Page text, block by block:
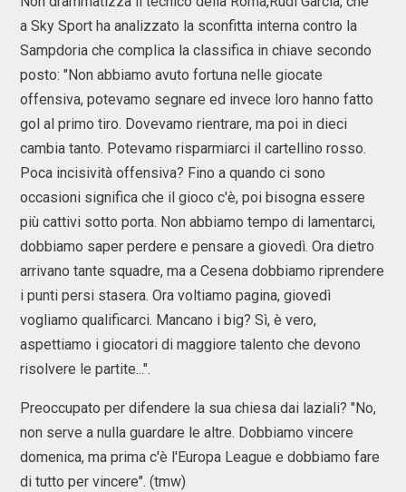
a Sky Sport ha analizzato la sconfitta interna contro la
Sampdoria che complica la classifica in chiave secondo
posto: "Non abbiamo avuto fortuna nelle giocate
offensiva, potevamo segnare ed invece loro hanno fatto
gol al primo tiro. Dovevamo rientrare, ma poi in dieci
cambia tanto. Potevamo risparmiarci il cartellino rosso.
Poca incisività offensiva? Fino a quando ci sono
occasioni significa che il gioco c'è, poi bisogna essere
più cattivi sotto porta. Non abbiamo tempo di lamentarci,
dobbiamo saper perdere e pensare a giovedì. Ora dietro
arrivano tante squadre, ma a Cesena dobbiamo riprendere
i punti persi stasera. Ora voltiamo pagina, giovedì
vogliamo qualificarci. Mancano i big? Sì, è vero,
aspettiamo i giocatori di maggiore talento che devono
risolvere le partite...".
Preoccupato per difendere la sua chiesa dai laziali? "No,
non serve a nulla guardare le altre. Dobbiamo vincere
domenica, ma prima c'è l'Europa League e dobbiamo fare
di tutto per vincere". (tmw)